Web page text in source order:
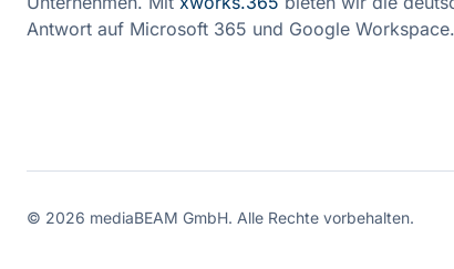
Antwort auf Microsoft 365 und Google Workspace.
© 2026 mediaBEAM GmbH. Alle Rechte vorbehalten.